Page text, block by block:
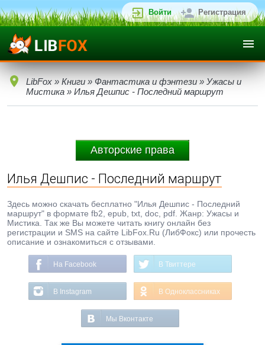
Войти Регистрация
LibFox » Книги » Фантастика и фэнтези » Ужасы и
Мистика » Илья Дешпис - Последний маршрут
Авторские права
Илья Дешпис - Последний маршрут
Здесь можно скачать бесплатно "Илья Дешпис - Последний
маршрут" в формате fb2, epub, txt, doc, pdf. Жанр: Ужасы и
Мистика. Так же Вы можете читать книгу онлайн без
регистрации и SMS на сайте LibFox.Ru (ЛибФокс) или прочесть
описание и ознакомиться с отзывами.
На Facebook В Твиттере
В Instagram В Одноклассниках
Мы Вконтакте